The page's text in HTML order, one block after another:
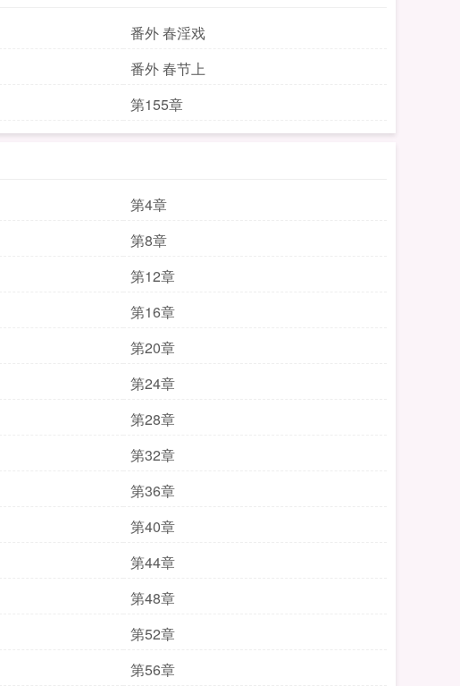
番外 春淫戏
番外 春节上
第155章
第4章
第8章
第12章
第16章
第20章
第24章
第28章
第32章
第36章
第40章
第44章
第48章
第52章
第56章